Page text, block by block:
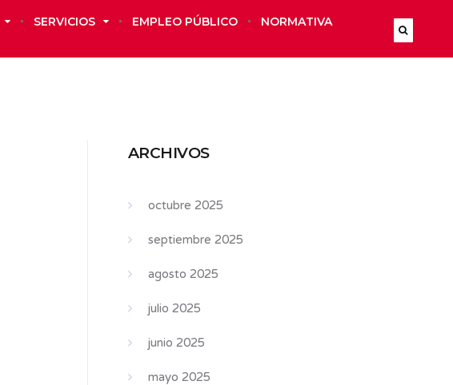
SERVICIOS EMPLEO PÚBLICO
NORMATIVA
ARCHIVOS
octubre 2025
septiembre 2025
agosto 2025
julio 2025
junio 2025
mayo 2025